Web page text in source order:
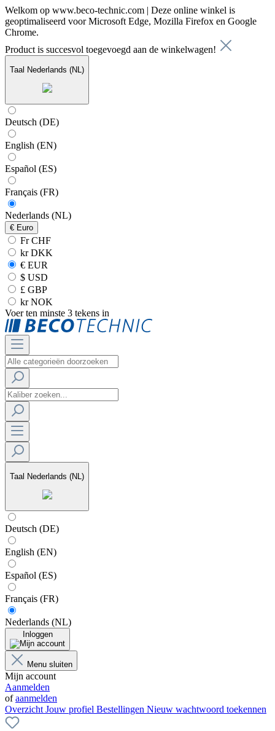
Welkom op www.beco-technic.com | Deze online winkel is
geoptimaliseerd voor Microsoft Edge, Mozilla Firefox en Google
Chrome.
Product is succesvol toegevoegd aan de winkelwagen!
Taal Nederlands (NL)
Deutsch (DE)
English (EN)
Español (ES)
Français (FR)
Nederlands (NL)
€ Euro
Fr CHF
kr DKK
€ EUR
$ USD
£ GBP
kr NOK
Voer ten minste 3 tekens in
Taal Nederlands (NL)
Deutsch (DE)
English (EN)
Español (ES)
Français (FR)
Nederlands (NL)
Inloggen
Menu sluiten
Mijn account
Aanmelden
ofaanmelden
Overzicht Jouw profiel Bestellingen Nieuw wachtwoord toekennen